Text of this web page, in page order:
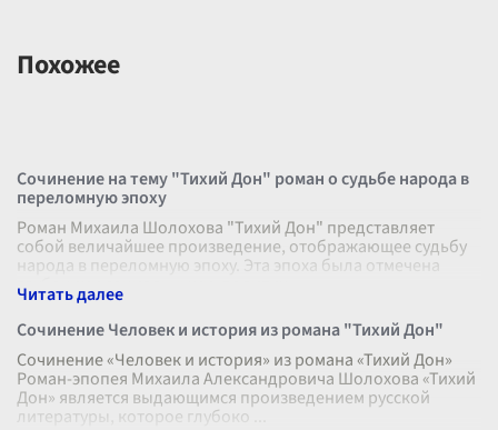
Похожее
Сочинение на тему "Тихий Дон" роман о судьбе народа в
переломную эпоху
Роман Михаила Шолохова "Тихий Дон" представляет
собой величайшее произведение, отображающее судьбу
народа в переломную эпоху. Эта эпоха была отмечена
глубокими социальными, политич
Сочинение Человек и история из романа "Тихий Дон"
Сочинение «Человек и история» из романа «Тихий Дон»
Роман-эпопея Михаила Александровича Шолохова «Тихий
Дон» является выдающимся произведением русской
литературы, которое глубоко